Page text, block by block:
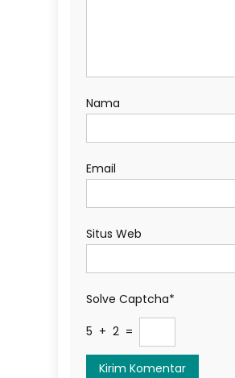
Nama
Email
Situs Web
Solve Captcha*
5 + 2 =